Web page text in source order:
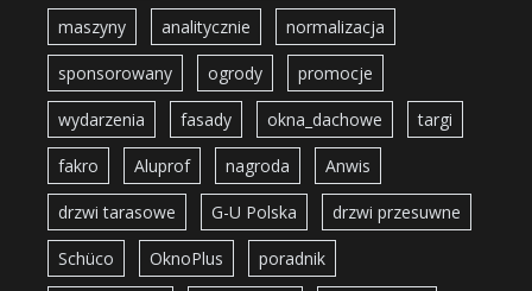
maszyny analitycznie normalizacja
sponsorowany ogrody promocje
wydarzenia fasady okna_dachowe targi
fakro Aluprof nagroda Anwis
drzwi tarasowe G-U Polska drzwi przesuwne
Schüco OknoPlus poradnik